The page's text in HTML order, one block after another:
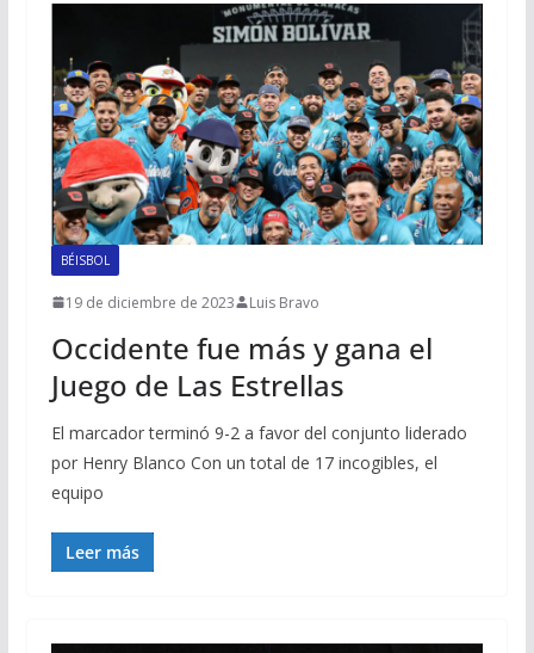
BÉISBOL
19 de diciembre de 2023 Luis Bravo
Occidente fue más y gana el
Juego de Las Estrellas
El marcador terminó 9-2 a favor del conjunto liderado
por Henry Blanco Con un total de 17 incogibles, el
equipo
Leer más